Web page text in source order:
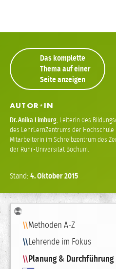
Das komplette
Thema auf einer
Seite anzeigen
AUTOR* IN
Dr.Anika Limburg, Leiterin des
des LehrLernZentrums der
Mitarbeiterin im Schreibzentrum des
der Ruhr-Universität Bochum.
Stand: 4.Oktober2015
Navigation
Methoden A-Z
Lehrende im Fokus
Planung & Durchführung